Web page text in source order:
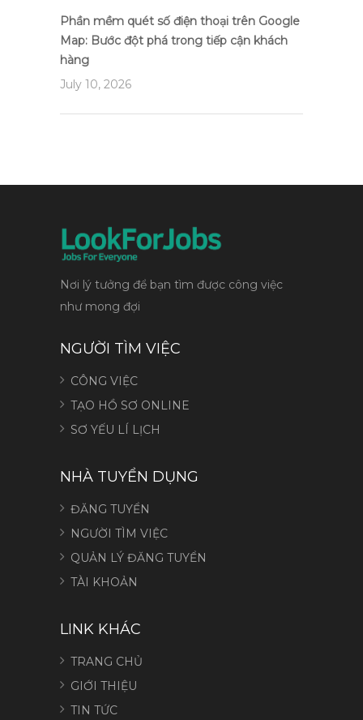
Phần mềm quét số điện thoại trên Google
Map: Bước đột phá trong tiếp cận khách
hàng
July 10, 2026
Nơi lý tưởng để bạn tìm được công việc
như mong đợi
NGƯỜI TÌM VIỆC
CÔNG VIỆC
TẠO HỒ SƠ ONLINE
SƠ YẾU LÍ LỊCH
NHÀ TUYỂN DỤNG
ĐĂNG TUYỂN
NGƯỜI TÌM VIỆC
QUẢN LÝ ĐĂNG TUYỂN
TÀI KHOẢN
LINK KHÁC
TRANG CHỦ
GIỚI THIỆU
TIN TỨC